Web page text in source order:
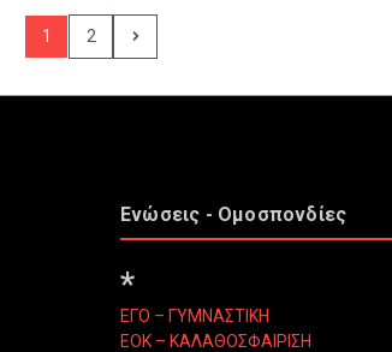
1 2
Ενώσεις - Ομοσπονδίες
*
ΕΓΟ – ΓΥΜΝΑΣΤΙΚΗ
ΕΟΚ – ΚΑΛΑΘΟΣΦΑΙΡΙΣΗ